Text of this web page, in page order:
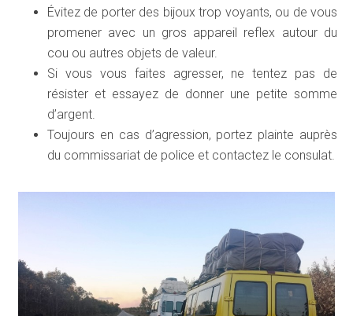
Évitez de porter des bijoux trop voyants, ou de vous
promener avec un gros appareil reflex autour du
cou ou autres objets de valeur.
Si vous vous faites agresser, ne tentez pas de
résister et essayez de donner une petite somme
d’argent.
Toujours en cas d’agression, portez plainte auprès
du commissariat de police et contactez le consulat.